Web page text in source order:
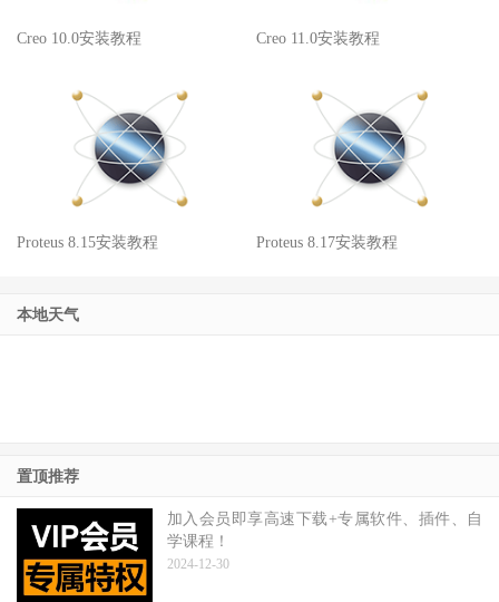
Creo 10.0安装教程 Creo 11.0安装教程
Proteus 8.15安装教程 Proteus 8.17安装教程
本地天气
置顶推荐
加入会员即享高速下载+专属软件、插件、自
学课程！
2024-12-30